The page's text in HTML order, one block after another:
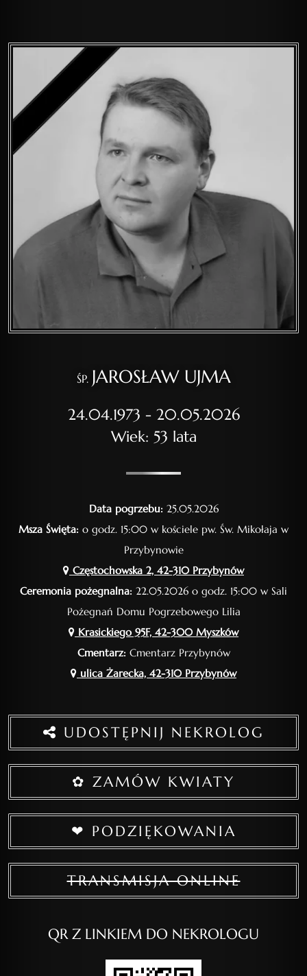
ŚP. JAROSŁAW UJMA
24.04.1973 - 20.05.2026
Wiek: 53 lata
Data pogrzebu:25.05.2026
Msza Święta: o godz. 15:00 w kościele pw. Św. Mikołaja w
Przybynowie
Częstochowska 2, 42-310 Przybynów
Ceremonia pożegnalna: 22.05.2026 o godz. 15:00 w Sali
Pożegnań Domu Pogrzebowego Lilia
Krasickiego 95F, 42-300 Myszków
Cmentarz:Cmentarz Przybynów
ulica Żarecka, 42-310 Przybynów
UDOSTĘPNIJ NEKROLOG
✿ ZAMÓW KWIATY
❤ PODZIĘKOWANIA
TRANSMISJA ONLINE
QR Z LINKIEM DO NEKROLOGU